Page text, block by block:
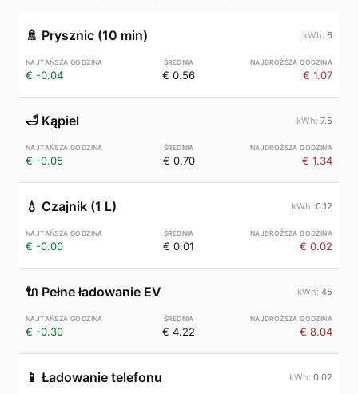
🚿 Prysznic (10 min) 6
€ -0.04 € 0.56 € 1.07
🛁 Kąpiel 7.5
€ -0.05 € 0.70 € 1.34
💧 Czajnik (1 L) 0.12
€ -0.00 € 0.01 € 0.02
🔌 Pełne ładowanie EV 45
€ -0.30 € 4.22 € 8.04
📱 Ładowanie telefonu 0.02